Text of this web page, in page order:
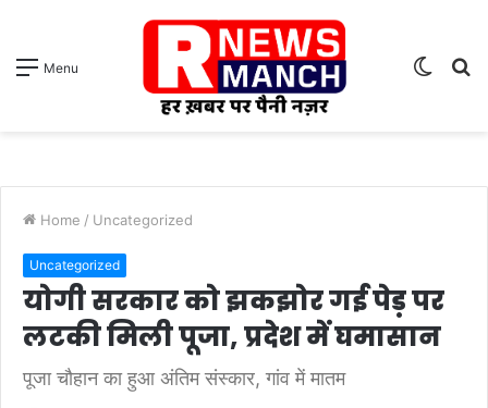
Menu
Switch
Home / Uncategorized
Uncategorized
योगी सरकार को झकझोर गई पेड़ पर
लटकी मिली पूजा, प्रदेश में घमासान
पूजा चौहान का हुआ अंतिम संस्कार, गांव में मातम